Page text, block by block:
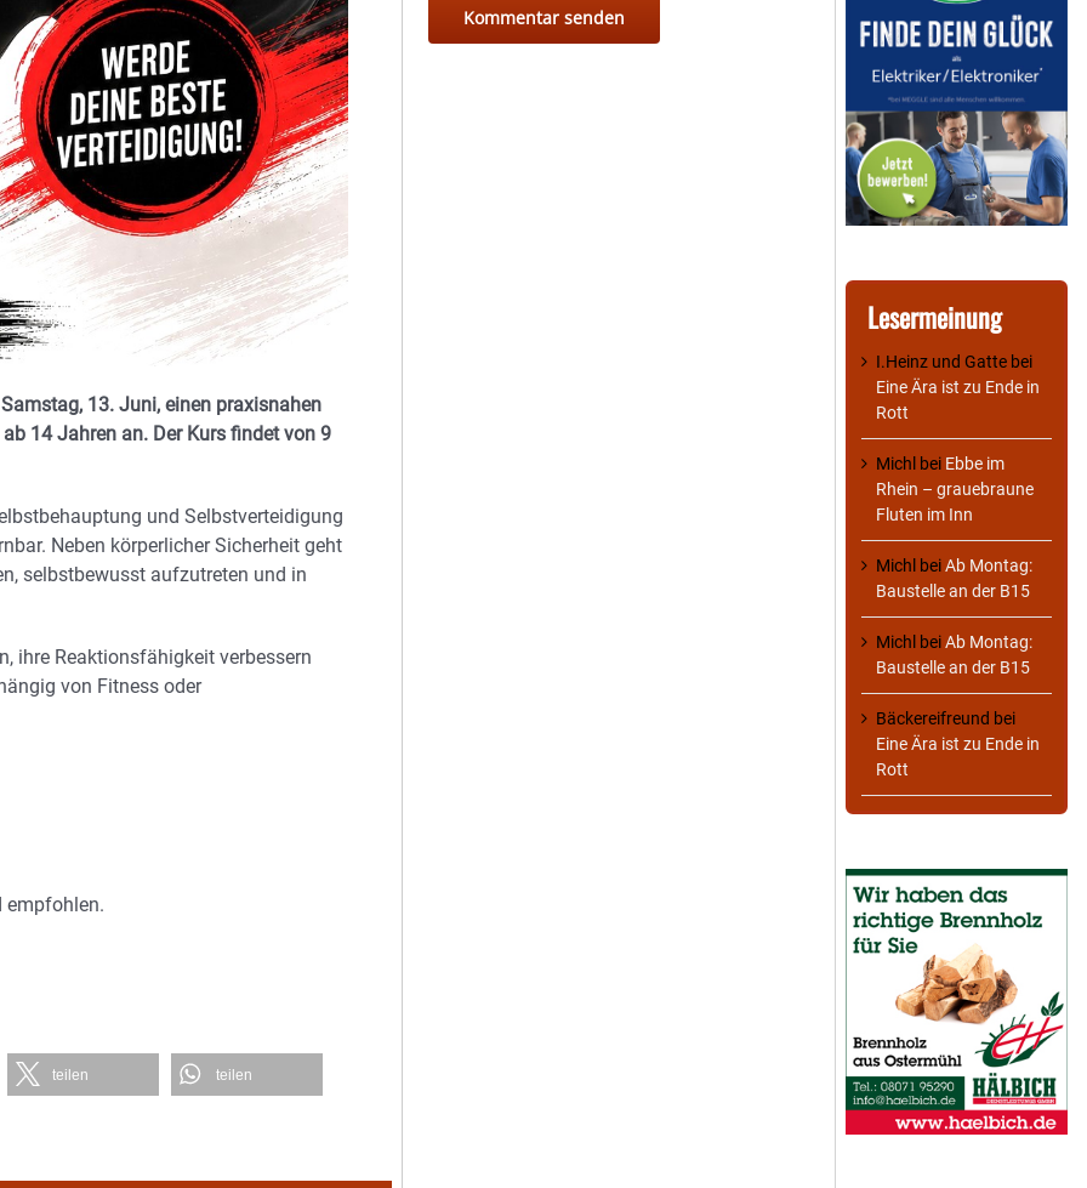
13. Juni, einen praxisnahen
14 Jahren an. Der Kurs findet von 9
und Selbstverteidigung
Neben körperlicher Sicherheit geht
selbstbewusst aufzutreten und in
ihre Reaktionsfähigkeit verbessern
von Fitness oder
empfohlen.
teilen teilen
Lesermeinung
I.Heinz und Gatte bei
Eine Ära ist zu Ende in
Rott
Michl bei Ebbe im
Rhein – grauebraune
Fluten im Inn
Michl beiAb Montag:
Baustelle an der B15
Michl beiAb Montag:
Baustelle an der B15
Bäckereifreund bei
Eine Ära ist zu Ende in
Rott